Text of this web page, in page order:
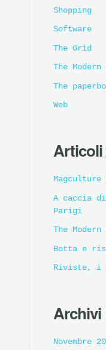
Shopping
Software
The Grid
The Modern
The
Web
Articoli
Magculture
A caccia
Parigi
The Modern
Botta e
Riviste, i
Archivi
Novembre